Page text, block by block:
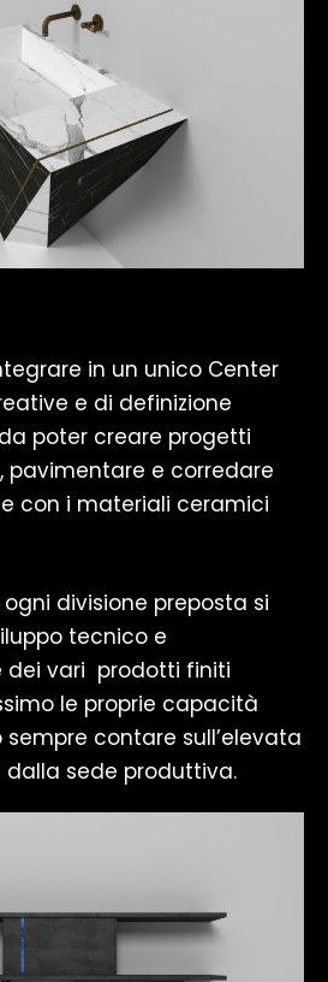
in un unico Center
e di definizione
poter creare progetti
pavimentare e corredare
con i materiali ceramici
divisione preposta si
tecnico e
dei vari prodotti finiti
le proprie capacità
contare sull’elevata
sede produttiva.